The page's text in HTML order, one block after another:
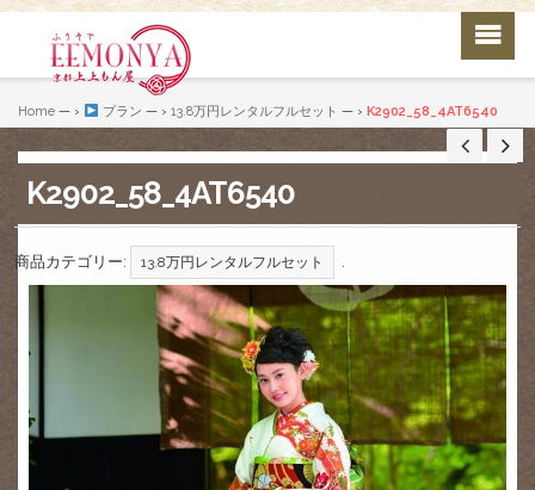
Home — › プラン — › 13.8万円レンタルフルセット — › K2902_58_4AT6540
K2902_58_4AT6540
商品カテゴリー: 13.8万円レンタルフルセット .